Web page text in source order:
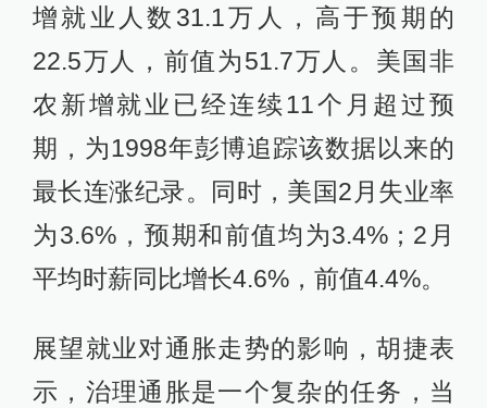
增就业人数31.1万人，高于预期的
22.5万人，前值为51.7万人。美国非
农新增就业已经连续11个月超过预
期，为1998年彭博追踪该数据以来的
最长连涨纪录。同时，美国2月失业率
为3.6%，预期和前值均为3.4%；2月
平均时薪同比增长4.6%，前值4.4%。
展望就业对通胀走势的影响，胡捷表
示，治理通胀是一个复杂的任务，当